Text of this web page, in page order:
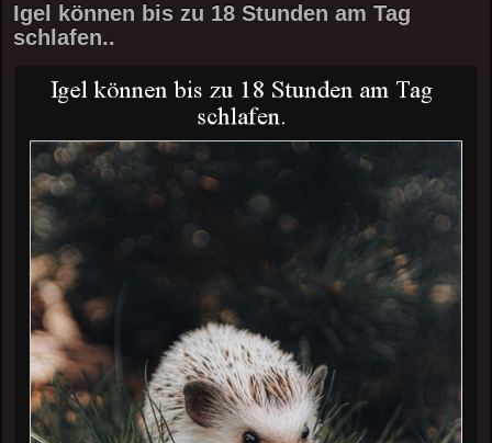
Igel können bis zu 18 Stunden am Tag
schlafen..